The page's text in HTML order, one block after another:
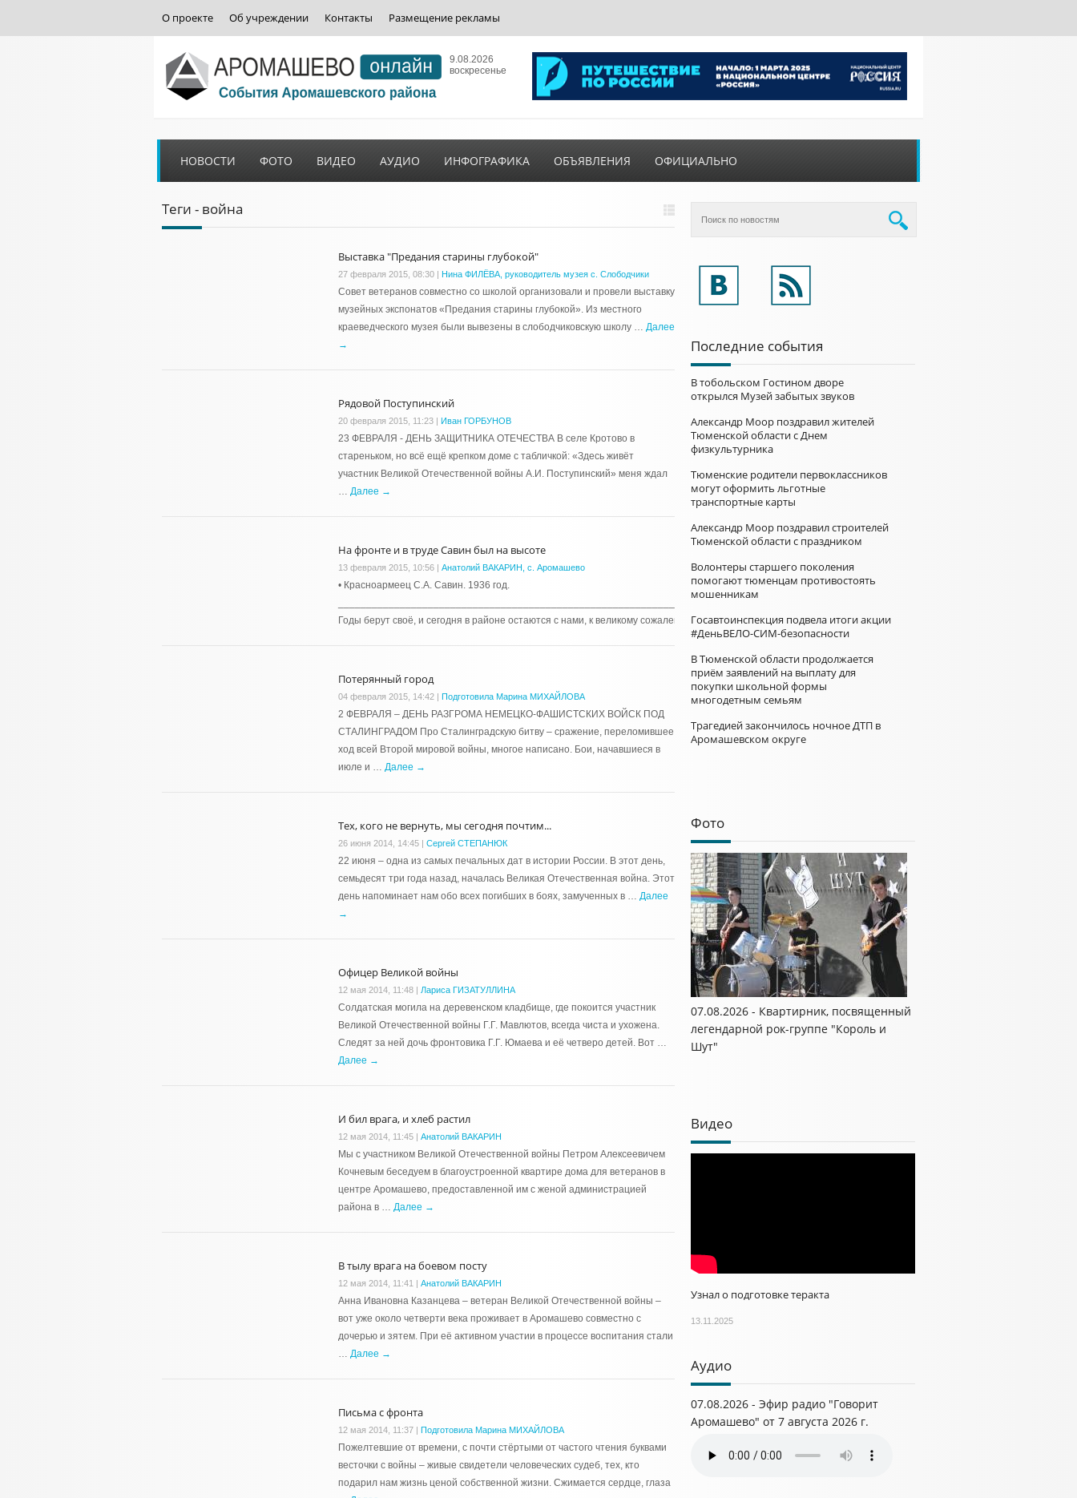
О проекте Об учреждении Контакты Размещение рекламы
9.08.2026
воскресенье
НОВОСТИ ФОТО ВИДЕО АУДИО ИНФОГРАФИКА ОБЪЯВЛЕНИЯ ОФИЦИАЛЬНО
Теги - война
Выставка "Предания старины глубокой"
27 февраля 2015, 08:30 | Нина ФИЛЁВА, руководитель музея с. Слободчики
Совет ветеранов совместно со школой организовали и провели выставку
музейных экспонатов «Предания старины глубокой». Из местного
краеведческого музея были вывезены в слободчиковскую школу … Далее
→
Рядовой Поступинский
20 февраля 2015, 11:23 | Иван ГОРБУНОВ
23 ФЕВРАЛЯ - ДЕНЬ ЗАЩИТНИКА ОТЕЧЕСТВА В селе Кротово в
стареньком, но всё ещё крепком доме с табличкой: «Здесь живёт
участник Великой Отечественной войны А.И. Поступинский» меня ждал
… Далее →
На фронте и в труде Савин был на высоте
13 февраля 2015, 10:56 | Анатолий ВАКАРИН, с. Аромашево
• Красноармеец С.А. Савин. 1936 год.
Годы берут своё, и сегодня в районе остаются с нами, к великому сожалению, …Далее →
Потерянный город
04 февраля 2015, 14:42 | Подготовила Марина МИХАЙЛОВА
2 ФЕВРАЛЯ – ДЕНЬ РАЗГРОМА НЕМЕЦКО-ФАШИСТСКИХ ВОЙСК ПОД
СТАЛИНГРАДОМ Про Сталинградскую битву – сражение, переломившее
ход всей Второй мировой войны, многое написано. Бои, начавшиеся в
июле и … Далее →
Тех, кого не вернуть, мы сегодня почтим...
26 июня 2014, 14:45 | Сергей СТЕПАНЮК
22 июня – одна из самых печальных дат в истории России. В этот день,
семьдесят три года назад, началась Великая Отечественная война. Этот
день напоминает нам обо всех погибших в боях, замученных в … Далее
→
Офицер Великой войны
12 мая 2014, 11:48 | Лариса ГИЗАТУЛЛИНА
Солдатская могила на деревенском кладбище, где покоится участник
Великой Отечественной войны Г.Г. Мавлютов, всегда чиста и ухожена.
Следят за ней дочь фронтовика Г.Г. Юмаева и её четверо детей. Вот …
Далее →
И бил врага, и хлеб растил
12 мая 2014, 11:45 | Анатолий ВАКАРИН
Мы с участником Великой Отечественной войны Петром Алексеевичем
Кочневым беседуем в благоустроенной квартире дома для ветеранов в
центре Аромашево, предоставленной им с женой администрацией
района в … Далее →
В тылу врага на боевом посту
12 мая 2014, 11:41 | Анатолий ВАКАРИН
Анна Ивановна Казанцева – ветеран Великой Отечественной войны –
вот уже около четверти века проживает в Аромашево совместно с
дочерью и зятем. При её активном участии в процессе воспитания стали
… Далее →
Письма с фронта
12 мая 2014, 11:37 | Подготовила Марина МИХАЙЛОВА
Пожелтевшие от времени, с почти стёртыми от частого чтения буквами
весточки с войны – живые свидетели человеческих судеб, тех, кто
подарил нам жизнь ценой собственной жизни. Сжимается сердце, глаза
Последние события
В тобольском Гостином дворе
открылся Музей забытых звуков
Александр Моор поздравил жителей
Тюменской области с Днем
физкультурника
Тюменские родители первоклассников
могут оформить льготные
транспортные карты
Александр Моор поздравил строителей
Тюменской области с праздником
Волонтеры старшего поколения
помогают тюменцам противостоять
мошенникам
Госавтоинспекция подвела итоги акции
#ДеньВЕЛО-СИМ-безопасности
В Тюменской области продолжается
приём заявлений на выплату для
покупки школьной формы
многодетным семьям
Трагедией закончилось ночное ДТП в
Аромашевском округе
Фото
07.08.2026 - Квартирник, посвященный
легендарной рок-группе "Король и
Шут"
Видео
Узнал о подготовке теракта
13.11.2025
Аудио
07.08.2026 - Эфир радио "Говорит
Аромашево" от 7 августа 2026 г.